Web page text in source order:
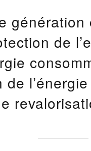
de
de